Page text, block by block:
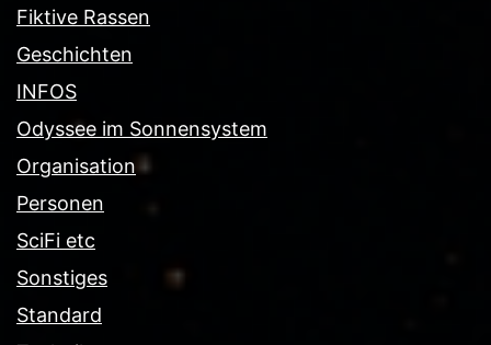
Fiktive Rassen
Geschichten
INFOS
Odyssee im Sonnensystem
Organisation
Personen
SciFi etc
Sonstiges
Standard